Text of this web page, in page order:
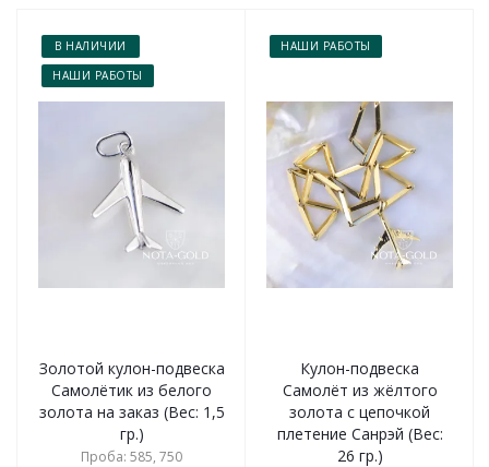
В НАЛИЧИИ
НАШИ РАБОТЫ
Золотой кулон-подвеска
Самолётик из белого
золота на заказ (Вес: 1,5
гр.)
Проба: 585, 750
НАШИ РАБОТЫ
Кулон-подвеска
Самолёт из жёлтого
золота с цепочкой
плетение Санрэй (Вес:
26 гр.)